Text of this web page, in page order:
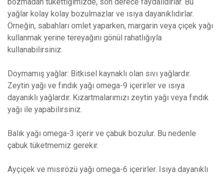
yağlar kolay kolay bozulmazlar ve ısıya dayanıklıdırlar.
Örneğin, sabahları omlet yaparken, margarin veya çiçek yağı
kullanmak yerine tereyağını gönül rahatlığıyla
kullanabilirsiniz.
Doymamış yağlar: Bitkisel kaynaklı olan sıvı yağlardır.
Zeytin yağı ve fındık yağı omega-9 içerirler ve ısıya
dayanıklı yağlardır. Kızartmalarımızı zeytin yağı veya fındık
yağı ile yapabilirsiniz.
Balık yağı omega-3 içerir ve çabuk bozulur. Bu nedenle
çabuk tüketmemiz gerekir.
Ayçiçek ve mısırözü yağı omega-6 içerirler. Isıya dayanıklı